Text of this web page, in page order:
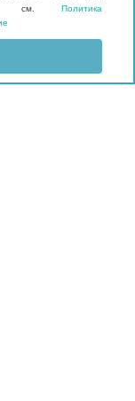
см. Политика